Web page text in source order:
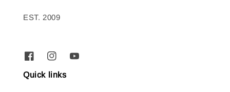
EST. 2009
Quick links